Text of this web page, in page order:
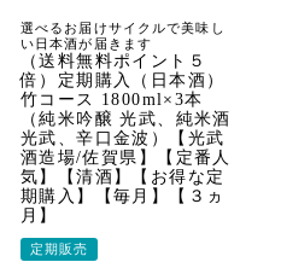
選べるお届けサイクルで美味し
い日本酒が届きます
（送料無料ポイント５
倍）定期購入（日本酒）
竹コース 1800ml×3本
（純米吟醸 光武、純米酒
光武、辛口金波）【光武
酒造場/佐賀県】【定番人
気】【清酒】【お得な定
期購入】【毎月】【３ヵ
月】
定期販売